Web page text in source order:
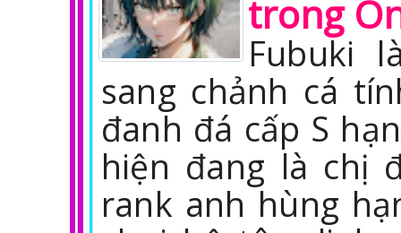
trong
Fubuki
sang chảnh cá
đanh đá cấp S
hiện đang là chị
rank anh hùng